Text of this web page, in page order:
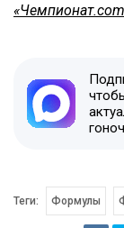
Теги: Формулы